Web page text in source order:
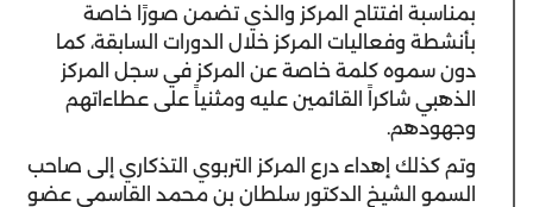
بمناسبة افتتاح المركز والذي تضمن صورًا خاصة
بأنشطة وفعاليات المركز خلال الدورات السابقة، كما
دون سموه كلمة خاصة عن المركز في سجل المركز
الذهبي شاكراً القائمين عليه ومثنياً على عطاءاتهم
وجهودهم.
وتم كذلك إهداء درع المركز التربوي التذكاري إلى صاحب
السمو الشيخ الدكتور سلطان بن محمد القاسمي عضو